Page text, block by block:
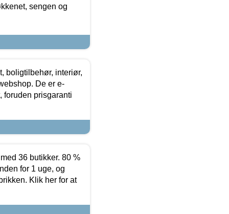
sengen og
boligtilbehør, interiør,
De er e-
foruden prisgaranti
36 butikker. 80 %
for 1 uge, og
Klik her for at